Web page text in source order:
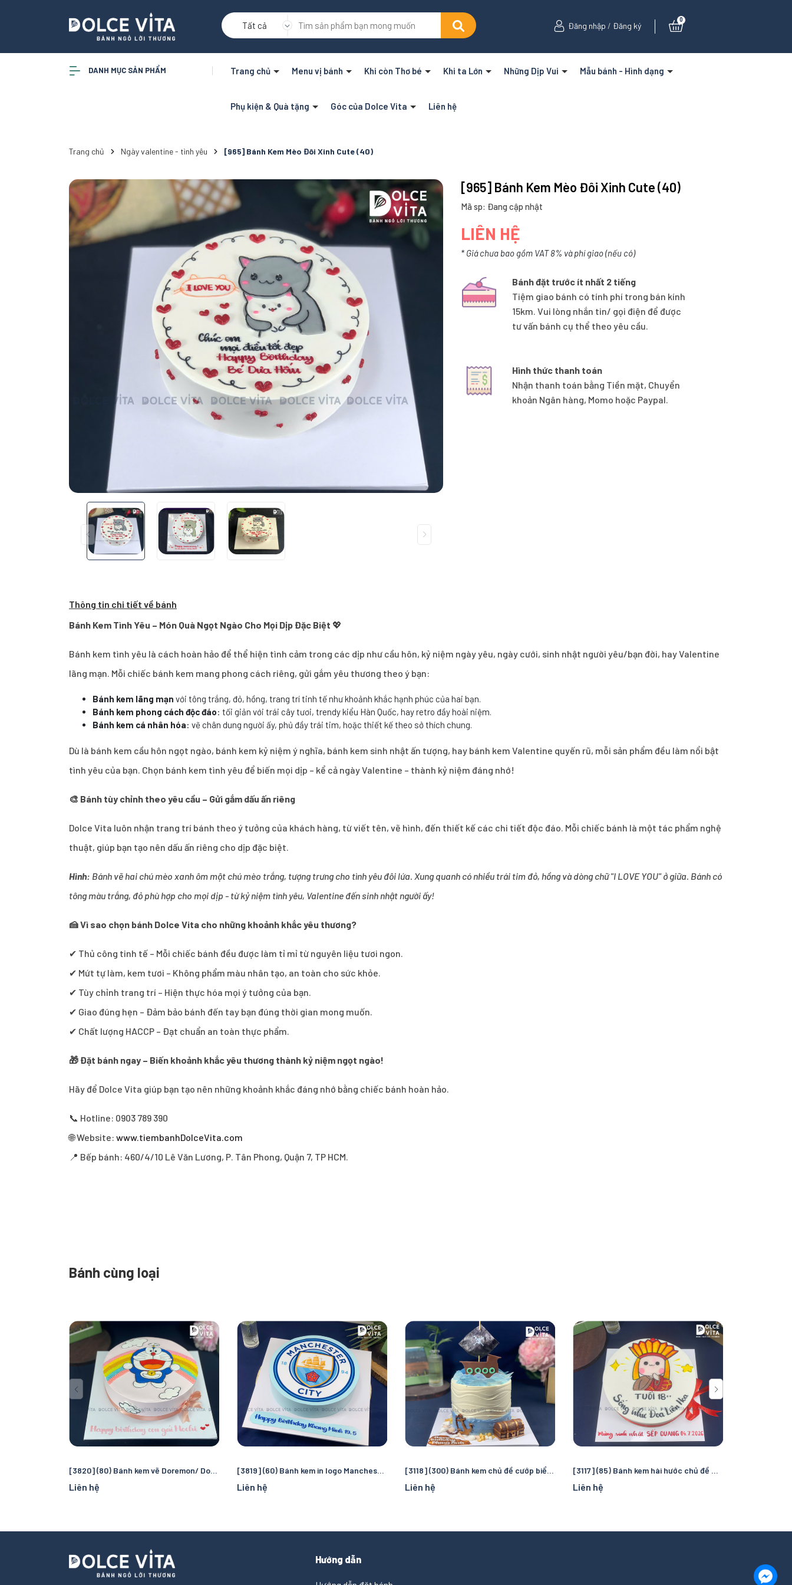
Tất cả Đăng nhập / Đăng ký
0
DANH MỤC SẢN PHẨM Trang chủ Menu vị bánh Khi còn Thơ bé Khi ta Lớn Những Dịp Vui Mẫu bánh - Hình dạng
Phụ kiện & Quà tặng Góc của Dolce Vita Liên hệ
Trang chủ Ngày valentine - tình yêu [965] Bánh Kem Mèo Đôi Xinh Cute (40)
[965] Bánh Kem Mèo Đôi Xinh Cute (40)
Mã sp: Đang cập nhật
LIÊN HỆ
* Giá chưa bao gồm VAT 8% và phí giao (nếu có)
Bánh đặt trước ít nhất 2 tiếng
Tiệm giao bánh có tính phí trong bán kính
15km. Vui lòng nhắn tin/ gọi điện để được
tư vấn bánh cụ thể theo yêu cầu.
Hình thức thanh toán
Nhận thanh toán bằng Tiền mặt, Chuyển
khoản Ngân hàng, Momo hoặc Paypal.
Thông tin chi tiết về bánh
Bánh Kem Tình Yêu – Món Quà Ngọt Ngào Cho Mọi Dịp Đặc Biệt 💖
Bánh kem tình yêu là cách hoàn hảo để thể hiện tình cảm trong các dịp như cầu hôn, kỷ niệm ngày yêu, ngày cưới, sinh nhật người yêu/bạn đời, hay Valentine
lãng mạn. Mỗi chiếc bánh kem mang phong cách riêng, gửi gắm yêu thương theo ý bạn:
Bánh kem lãng mạn với tông trắng, đỏ, hồng, trang trí tinh tế như khoảnh khắc hạnh phúc của hai bạn.
Bánh kem phong cách độc đáo: tối giản với trái cây tươi, trendy kiểu Hàn Quốc, hay retro đầy hoài niệm.
Bánh kem cá nhân hóa: vẽ chân dung người ấy, phủ đầy trái tim, hoặc thiết kế theo sở thích chung.
Dù là bánh kem cầu hôn ngọt ngào, bánh kem kỷ niệm ý nghĩa, bánh kem sinh nhật ấn tượng, hay bánh kem Valentine quyến rũ, mỗi sản phẩm đều làm nổi bật
tình yêu của bạn. Chọn bánh kem tình yêu để biến mọi dịp – kể cả ngày Valentine – thành kỷ niệm đáng nhớ!
🎨 Bánh tùy chỉnh theo yêu cầu – Gửi gắm dấu ấn riêng
Dolce Vita luôn nhận trang trí bánh theo ý tưởng của khách hàng, từ viết tên, vẽ hình, đến thiết kế các chi tiết độc đáo. Mỗi chiếc bánh là một tác phẩm nghệ
thuật, giúp bạn tạo nên dấu ấn riêng cho dịp đặc biệt.
Hình: Bánh vẽ hai chú mèo xanh ôm một chú mèo trắng, tượng trưng cho tình yêu đôi lứa. Xung quanh có nhiều trái tim đỏ, hồng và dòng chữ "I LOVE YOU" ở giữa. Bánh có
tông màu trắng, đỏ phù hợp cho mọi dịp - từ kỷ niệm tình yêu, Valentine đến sinh nhật người ấy!
🍰 Vì sao chọn bánh Dolce Vita cho những khoảnh khắc yêu thương?
✔ Thủ công tinh tế – Mỗi chiếc bánh đều được làm tỉ mỉ từ nguyên liệu tươi ngon.
✔ Mứt tự làm, kem tươi – Không phẩm màu nhân tạo, an toàn cho sức khỏe.
✔ Tùy chỉnh trang trí – Hiện thực hóa mọi ý tưởng của bạn.
✔ Giao đúng hẹn – Đảm bảo bánh đến tay bạn đúng thời gian mong muốn.
✔ Chất lượng HACCP – Đạt chuẩn an toàn thực phẩm.
🎁 Đặt bánh ngay – Biến khoảnh khắc yêu thương thành kỷ niệm ngọt ngào!
Hãy để Dolce Vita giúp bạn tạo nên những khoảnh khắc đáng nhớ bằng chiếc bánh hoàn hảo.
📞 Hotline: 0903 789 390
🌐 Website: www.tiembanhDolceVita.com
📍 Bếp bánh: 460/4/10 Lê Văn Lương, P. Tân Phong, Quận 7, TP HCM.
Bánh cùng loại
[3820] (80) Bánh kem vẽ Doremon/ Doraemon - quà tặng sinh nhật đáng yêu cho bé gái
Liên hệ
[3819] (60) Bánh kem in logo Manchester City – Quà tặng sinh nhật hoàn hảo cho fan bóng đá
Liên hệ
[3118] (300) Bánh kem chủ đề cướp biển và đại dương – Chuyến truy tìm kho báu kỳ thú cho bé
Liên hệ
[3117] (85) Bánh kem hài hước chủ đề Thỏ Bảy Màu hóa Đường Tăng – Thiết kế "troll" bạn bè, đồng nghiệp
Liên hệ
Hướng dẫn